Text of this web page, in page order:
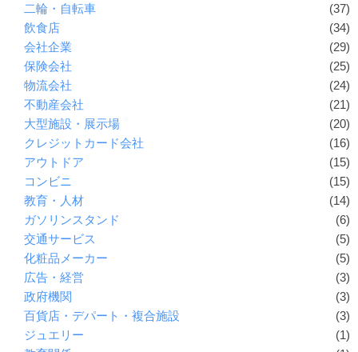
二輪・自転車
(37)
飲食店
(34)
会社企業
(29)
保険会社
(25)
物流会社
(24)
不動産会社
(21)
大型施設・展示場
(20)
クレジットカード会社
(16)
アウトドア
(15)
コンビニ
(15)
教育・人材
(14)
ガソリンスタンド
(6)
交通サービス
(5)
化粧品メーカー
(5)
広告・経営
(3)
政府機関
(3)
百貨店・デパート・複合施設
(3)
ジュエリー
(1)